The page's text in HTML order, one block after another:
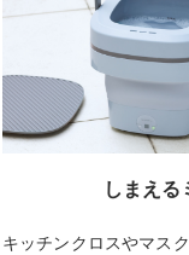
しまえる
キッチンクロスやマス